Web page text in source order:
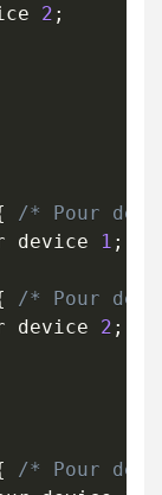
2 ;
/* Pour
device
1 ;
/* Pour
device 2 ;
/* Pour